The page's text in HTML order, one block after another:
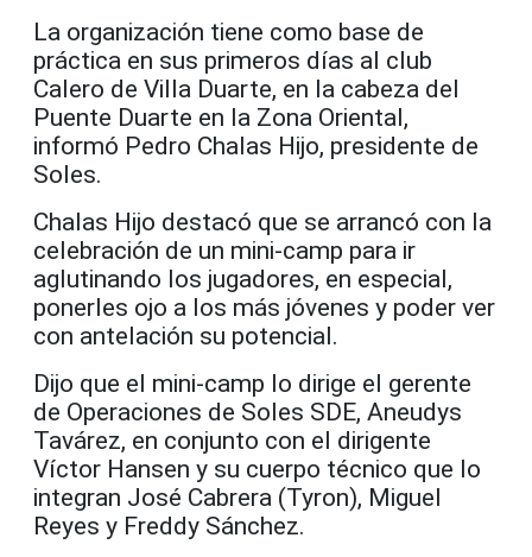
La organización tiene como base de
práctica en sus primeros días al club
Calero de Villa Duarte, en la cabeza del
Puente Duarte en la Zona Oriental,
informó Pedro Chalas Hijo, presidente de
Soles.
Chalas Hijo destacó que se arrancó con la
celebración de un mini-camp para ir
aglutinando los jugadores, en especial,
ponerles ojo a los más jóvenes y poder ver
con antelación su potencial.
Dijo que el mini-camp lo dirige el gerente
de Operaciones de Soles SDE, Aneudys
Tavárez, en conjunto con el dirigente
Víctor Hansen y su cuerpo técnico que lo
integran José Cabrera (Tyron), Miguel
Reyes y Freddy Sánchez.